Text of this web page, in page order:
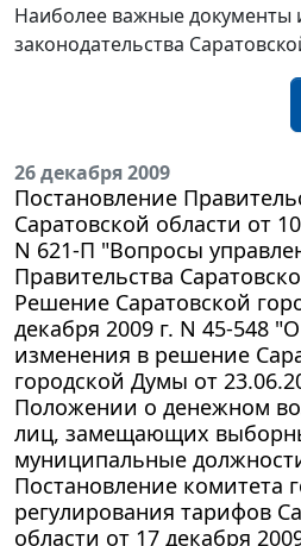
Наиболее важные документы
законодательства
26 декабря 2009
Постановление
Саратовской области от
N 621-П "Вопросы
Правительства
Решение Саратовской
декабря 2009 г. N 45-548
изменения в решение
городской Думы от
Положении о денежном
лиц, замещающих
муниципальные
Постановление комитета
регулирования тарифов
области от 17 декабря